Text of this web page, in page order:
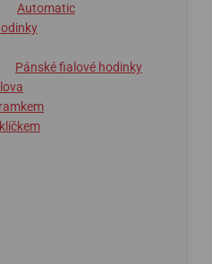
Automatic
Pánské fialové hodinky